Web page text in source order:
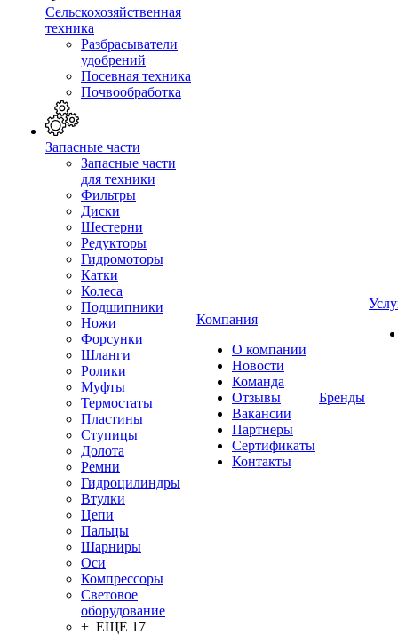
Сельскохозяйственная
техника
Разбрасыватели
удобрений
Посевная техника
Почвообработка
Запасные части
Запасные части
для техники
Фильтры
Диски
Шестерни
Редукторы
Гидромоторы
Катки
Колеса
Подшипники
Ножи
Форсунки
Шланги
Ролики
Муфты
Термостаты
Пластины
Ступицы
Долота
Ремни
Гидроцилиндры
Втулки
Цепи
Пальцы
Шарниры
Оси
Компрессоры
Световое
оборудование
+ ЕЩЕ 17
Компания
О компании
Новости
Команда
Отзывы
Вакансии
Партнеры
Сертификаты
Контакты
Бренды